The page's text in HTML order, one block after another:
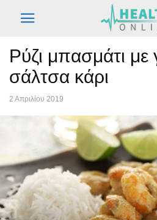
Ρύζι μπασμάτι με
σάλτσα κάρι
2 Απριλίου 2019